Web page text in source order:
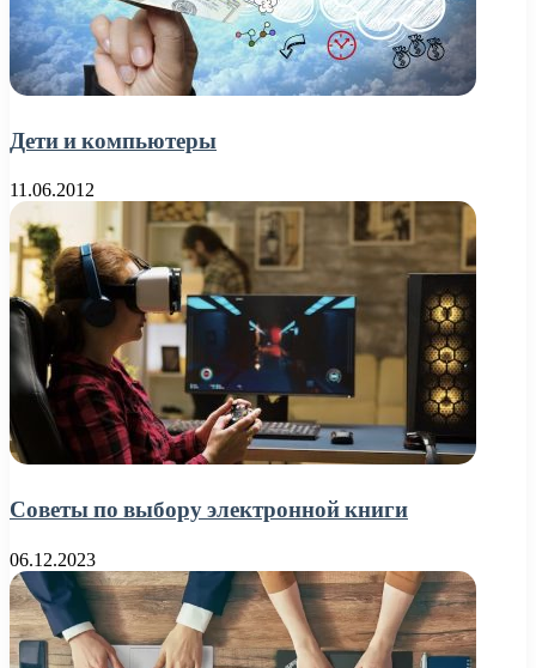
Дети и компьютеры
11.06.2012
Советы по выбору электронной книги
06.12.2023